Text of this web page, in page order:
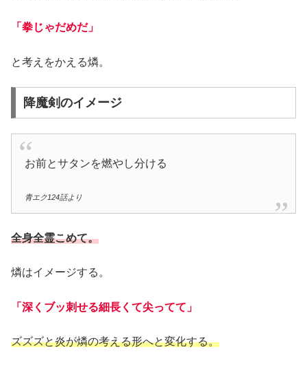
「拳じゃだめだ」
と考えをかえる燐。
降魔剣のイメージ
お前とサタンを燃やし分ける
青エク124話より
全身全霊こめて。
燐はイメージする。
「深くブッ刺せる細長くて尖ってて」
ズズズと炎が燐の考える形へと変化する。